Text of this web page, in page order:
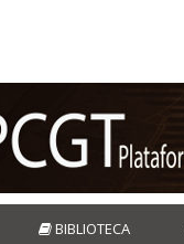
BIBLIOTECA